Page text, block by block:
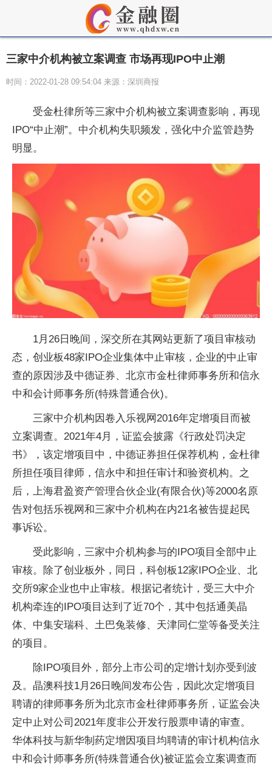
三家中介机构被立案调查 市场再现IPO中止潮
时间：2022-01-28 09:54:04 来源：深圳商报
受金杜律所等三家中介机构被立案调查影响，再现
IPO“中止潮”。中介机构失职频发，强化中介监管趋势
明显。
1月26日晚间，深交所在其网站更新了项目审核动
态，创业板48家IPO企业集体中止审核，企业的中止审
查的原因涉及中德证券、北京市金杜律师事务所和信永
中和会计师事务所(特殊普通合伙)。
三家中介机构因卷入乐视网2016年定增项目而被
立案调查。2021年4月，证监会披露《行政处罚决定
书》，该定增项目中，中德证券担任保荐机构，金杜律
所担任项目律师，信永中和担任审计和验资机构。之
后，上海君盈资产管理合伙企业(有限合伙)等2000名原
告对包括乐视网和三家中介机构在内21名被告提起民
事诉讼。
受此影响，三家中介机构参与的IPO项目全部中止
审核。除了创业板外，同日，科创板12家IPO企业、北
交所9家企业也中止审核。根据记者统计，受三大中介
机构牵连的IPO项目达到了近70个，其中包括通美晶
体、中集安瑞科、土巴兔装修、天津同仁堂等备受关注
的项目。
除IPO项目外，部分上市公司的定增计划亦受到波
及。晶澳科技1月26日晚间发布公告，因此次定增项目
聘请的律师事务所为北京市金杜律师事务所，证监会决
定中止对公司2021年度非公开发行股票申请的审查。
华体科技与新华制药定增因项目均聘请的审计机构信永
中和会计师事务所(特殊普通合伙)被证监会立案调查而